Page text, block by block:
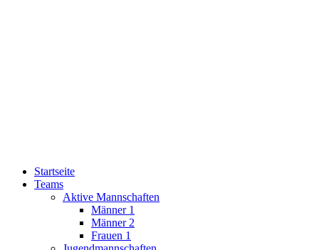
Startseite
Teams
Aktive Mannschaften
Männer 1
Männer 2
Frauen 1